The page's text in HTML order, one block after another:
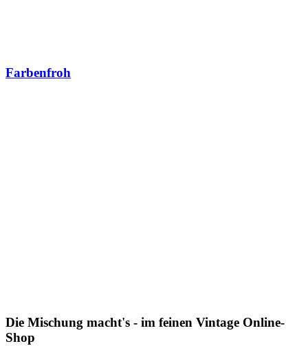
Farbenfroh
Die Mischung macht's - im feinen Vintage Online-
Shop